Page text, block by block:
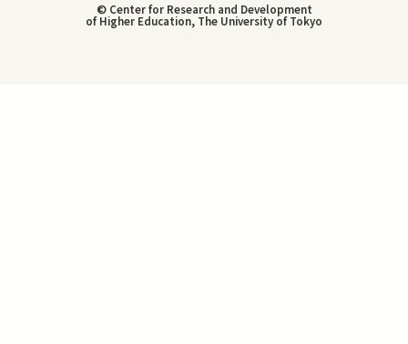
© Center for Research and Development
of Higher Education, The University of Tokyo